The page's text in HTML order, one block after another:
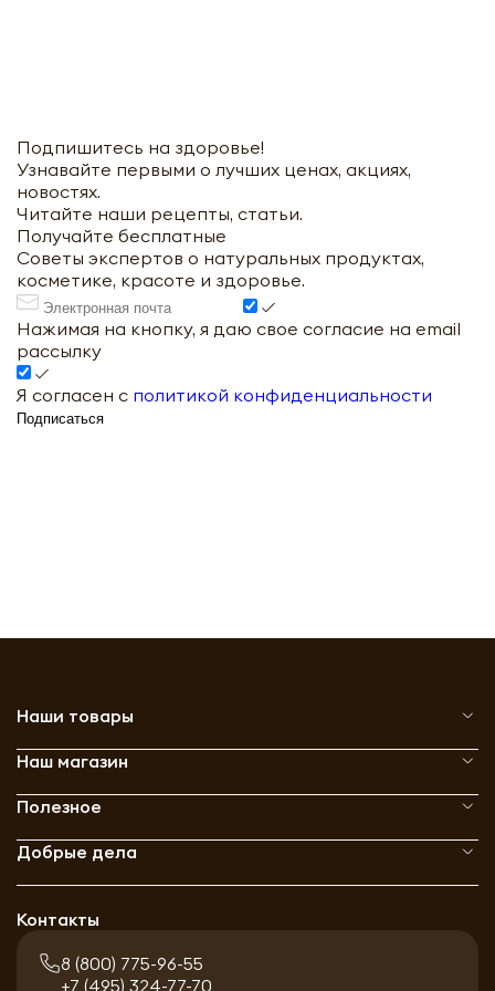
Подпишитесь на здоровье!
Узнавайте первыми о лучших ценах, акциях,
новостях.
Читайте наши рецепты, статьи.
Получайте бесплатные
Советы экспертов о натуральных продуктах,
косметике, красоте и здоровье.
Нажимая на кнопку, я даю свое согласие на email
рассылку
Я согласен с политикой конфиденциальности
Подписаться
Наши товары
Наш магазин
Полезное
Добрые дела
Контакты
8 (800) 775-96-55
+7 (495) 324-77-70